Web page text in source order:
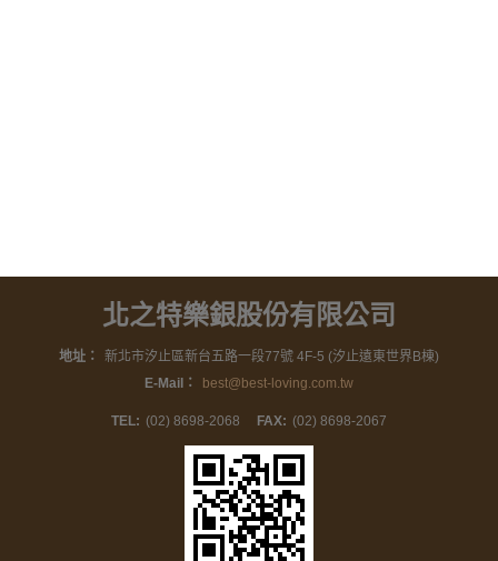
北之特樂銀股份有限公司
地址：
新北市汐止區新台五路一段77號 4F-5 (汐止遠東世界B棟)
E-Mail：
best@best-loving.com.tw
TEL: (02) 8698-2068 FAX: (02) 8698-2067